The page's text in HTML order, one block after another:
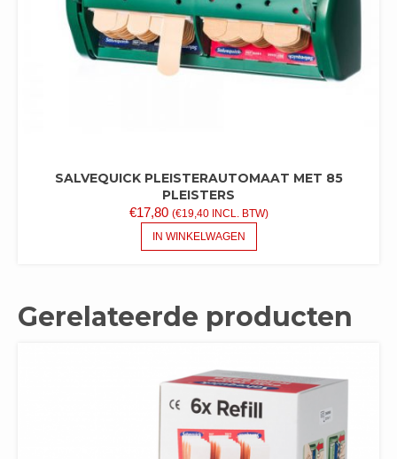
SALVEQUICK PLEISTERAUTOMAAT MET 85
PLEISTERS
€17,80 (€19,40INCL. BTW)
IN WINKELWAGEN
Gerelateerde producten